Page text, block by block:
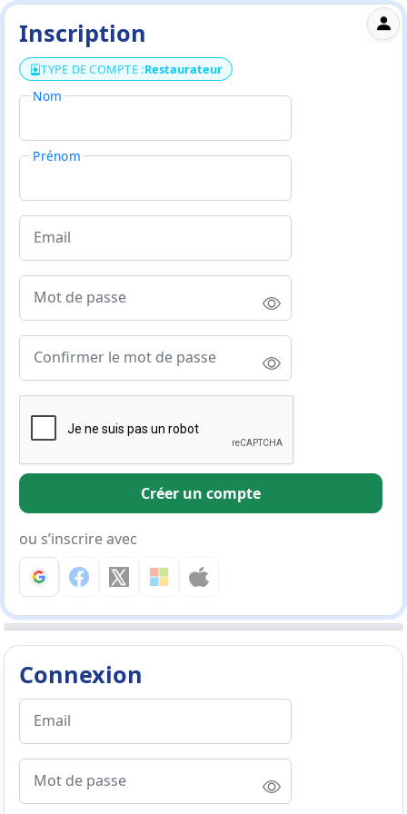
Connexion
Email
Mot de passe
Inscription
TYPE DE COMPTE :Restaurateur
Nom
Prénom
Email
Mot de passe
Confirmer le mot de passe
Créer un compte
ou s’inscrire avec